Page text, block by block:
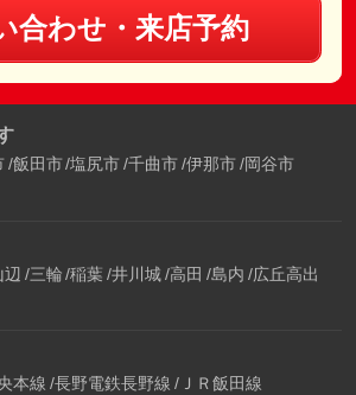
合わせ・来店予約
飯田市 塩尻市 千曲市 伊那市 岡谷市
三輪 稲葉 井川城 高田 島内 広丘高出
本線 長野電鉄長野線 ＪＲ飯田線